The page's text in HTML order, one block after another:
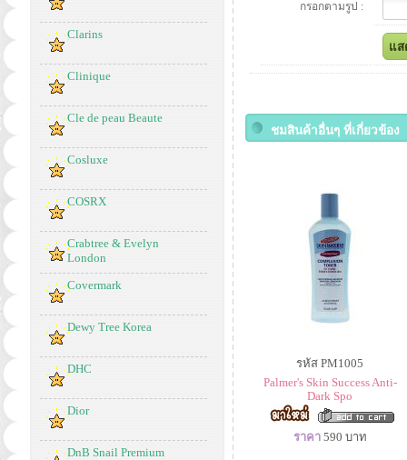
Clarins
Clinique
Cle de peau Beaute
Cosluxe
COSRX
Crabtree & Evelyn
London
Covermark
Dewy Tree Korea
DHC
Dior
DnB Snail Premium
กรอกตามรูป :
ชมสินค้าอื่นๆ ที่เกี่ยวข้อง
รหัส PM1005
Palmer's Skin Success Anti-
Dark Spo
ราคา 590 บาท